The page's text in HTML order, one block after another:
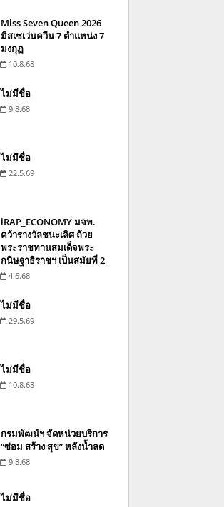
Miss Seven Queen 2026
มิสเซเว่นควีน 7 ตำแหน่ง 7
มงกุฏ
10.8.68
ไม่มีชื่อ
9.8.68
ไม่มีชื่อ
22.5.69
iRAP_ECONOMY มจพ.
คว้ารางวัลชนะเลิศ ถ้วย
พระราชทานสมเด็จพระ
กนิษฐาธิราชฯ เป็นสมัยที่ 2
4.6.68
ไม่มีชื่อ
29.5.69
ไม่มีชื่อ
10.8.68
กรมพัฒน์ฯ จัดหน่วยบริการ
“ซ่อม สร้าง สุข” หลังน้ำลด
9.8.68
ไม่มีชื่อ